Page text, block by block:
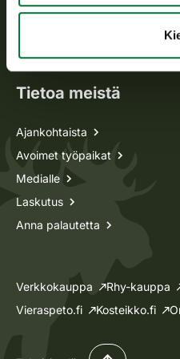
Tietoa meistä
Ajankohtaista
Avoimet työpaikat
Medialle
Laskutus
Anna palautetta
Verkkokauppa Rhy-kauppa
Vieraspeto.fi
Kosteikko.fi